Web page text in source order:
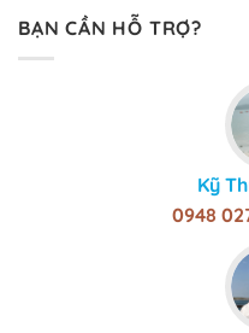
BẠN CẦN HỖ TRỢ?
Kỹ
0948